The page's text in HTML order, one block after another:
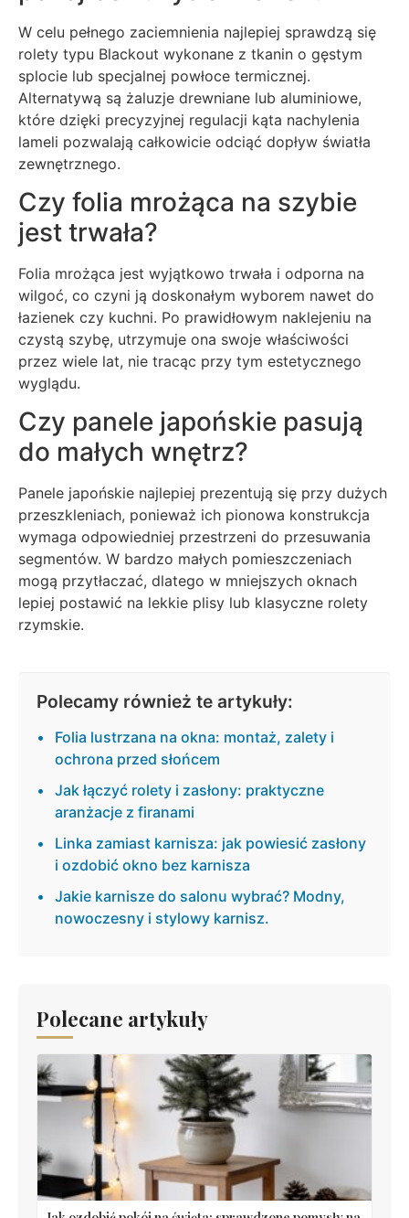
W celu pełnego zaciemnienia najlepiej sprawdzą się
rolety typu Blackout wykonane z tkanin o gęstym
splocie lub specjalnej powłoce termicznej.
Alternatywą są żaluzje drewniane lub aluminiowe,
które dzięki precyzyjnej regulacji kąta nachylenia
lameli pozwalają całkowicie odciąć dopływ światła
zewnętrznego.
Czy folia mrożąca na szybie
jest trwała?
Folia mrożąca jest wyjątkowo trwała i odporna na
wilgoć, co czyni ją doskonałym wyborem nawet do
łazienek czy kuchni. Po prawidłowym naklejeniu na
czystą szybę, utrzymuje ona swoje właściwości
przez wiele lat, nie tracąc przy tym estetycznego
wyglądu.
Czy panele japońskie pasują
do małych wnętrz?
Panele japońskie najlepiej prezentują się przy dużych
przeszkleniach, ponieważ ich pionowa konstrukcja
wymaga odpowiedniej przestrzeni do przesuwania
segmentów. W bardzo małych pomieszczeniach
mogą przytłaczać, dlatego w mniejszych oknach
lepiej postawić na lekkie plisy lub klasyczne rolety
rzymskie.
Polecamy również te artykuły:
Folia lustrzana na okna: montaż, zalety i
ochrona przed słońcem
Jak łączyć rolety i zasłony: praktyczne
aranżacje z firanami
Linka zamiast karnisza: jak powiesić zasłony
i ozdobić okno bez karnisza
Jakie karnisze do salonu wybrać? Modny,
nowoczesny i stylowy karnisz.
Polecane artykuły